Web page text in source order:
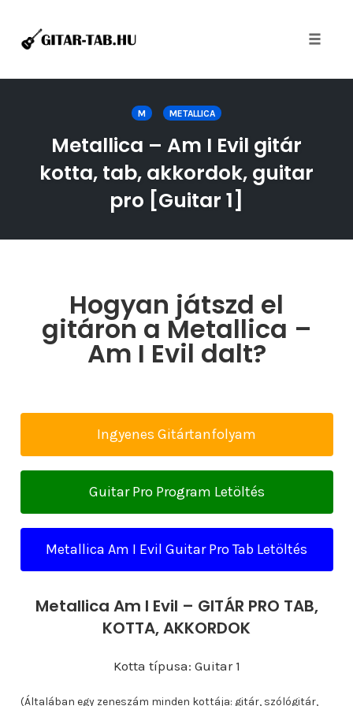
M METALLICA
Metallica – Am I Evil gitár
kotta, tab, akkordok, guitar
pro [Guitar 1]
Hogyan játszd el
gitáron a Metallica –
Am I Evil dalt?
Ingyenes Gitártanfolyam
Guitar Pro Program Letöltés
Metallica Am I Evil Guitar Pro Tab Letöltés
Metallica Am I Evil – GITÁR PRO TAB,
KOTTA, AKKORDOK
Kotta típusa: Guitar 1
(Általában egy zeneszám minden kottája: gitár, szólógitár,